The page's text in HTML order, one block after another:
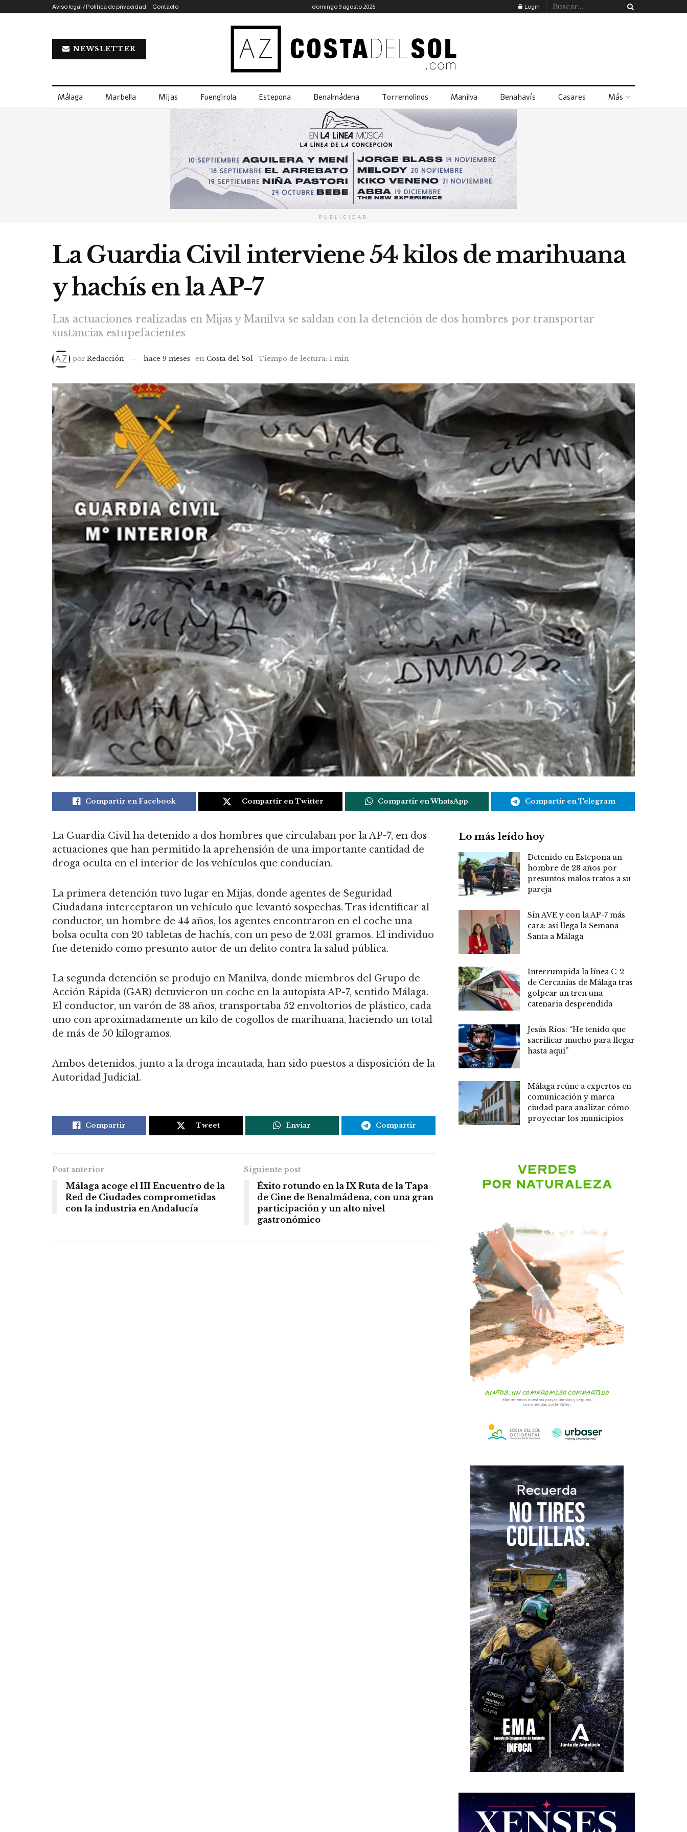
Aviso legal / Política de privacidad Contacto domingo 9 agosto 2026 Login
NEWSLETTER
Málaga Marbella Mijas Fuengirola Estepona Benalmádena Torremolinos Manilva Benahavís Casares Más
PUBLICIDAD
La Guardia Civil interviene 54 kilos de marihuana
y hachís en la AP-7
Las actuaciones realizadas en Mijas y Manilva se saldan con la detención de dos hombres por transportar
sustancias estupefacientes
por Redacción hace 9 meses en Costa del Sol Tiempo de lectura: 1 min
Compartir en Facebook Compartir en Twitter Compartir en WhatsApp Compartir en Telegram
La Guardia Civil ha detenido a dos hombres que circulaban por la AP-7, en dos
actuaciones que han permitido la aprehensión de una importante cantidad de
droga oculta en el interior de los vehículos que conducían.
La primera detención tuvo lugar en Mijas, donde agentes de Seguridad
Ciudadana interceptaron un vehículo que levantó sospechas. Tras identificar al
conductor, un hombre de 44 años, los agentes encontraron en el coche una
bolsa oculta con 20 tabletas de hachís, con un peso de 2.031 gramos. El individuo
fue detenido como presunto autor de un delito contra la salud pública.
La segunda detención se produjo en Manilva, donde miembros del Grupo de
Acción Rápida (GAR) detuvieron un coche en la autopista AP-7, sentido Málaga.
El conductor, un varón de 38 años, transportaba 52 envoltorios de plástico, cada
uno con aproximadamente un kilo de cogollos de marihuana, haciendo un total
de más de 50 kilogramos.
Ambos detenidos, junto a la droga incautada, han sido puestos a disposición de la
Autoridad Judicial.
Compartir Tweet Enviar Compartir
Post anterior
Málaga acoge el III Encuentro de la
Red de Ciudades comprometidas
con la industria en Andalucía
Siguiente post
Éxito rotundo en la IX Ruta de la Tapa
de Cine de Benalmádena, con una gran
participación y un alto nivel
gastronómico
Lo más leído hoy
Detenido en Estepona un
hombre de 28 años por
presuntos malos tratos a su
pareja
Sin AVE y con la AP-7 más
cara: así llega la Semana
Santa a Málaga
Interrumpida la línea C-2
de Cercanías de Málaga tras
golpear un tren una
catenaria desprendida
Jesús Ríos: “He tenido que
sacrificar mucho para llegar
hasta aquí”
Málaga reúne a expertos en
comunicación y marca
ciudad para analizar cómo
proyectar los municipios